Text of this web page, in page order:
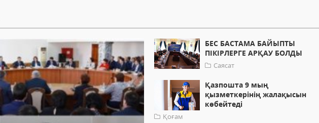
БЕС БАСТАМА БАЙЫПТЫ
ПІКІРЛЕРГЕ АРҚАУ БОЛДЫ
Саясат
Қазпошта 9 мың
қызметкерінің жалақысын
көбейтеді
Қоғам